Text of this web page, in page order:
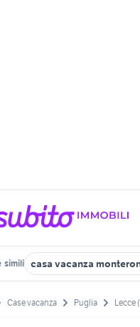
simili casa vacanza
Case vacanza Puglia Lecce